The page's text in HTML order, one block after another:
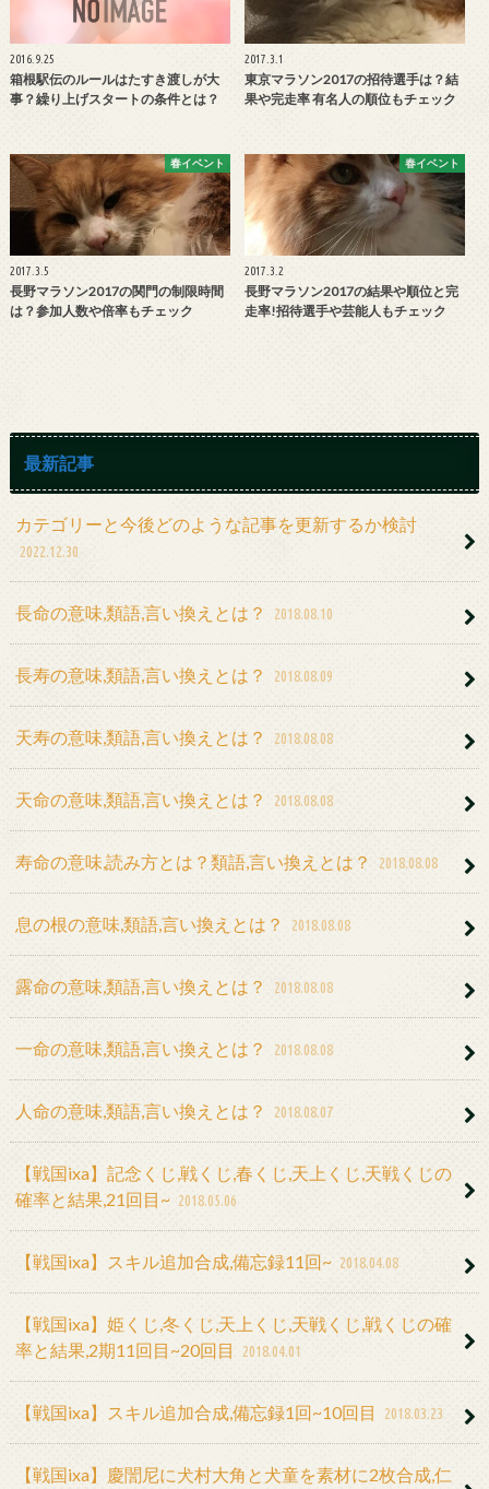
2016.9.25
箱根駅伝のルールはたすき渡しが大
事？繰り上げスタートの条件とは？
2017.3.1
東京マラソン2017の招待選手は？結
果や完走率 有名人の順位もチェック
春イベント
2017.3.5
長野マラソン2017の関門の制限時間
は？参加人数や倍率もチェック
春イベント
2017.3.2
長野マラソン2017の結果や順位と完
走率!招待選手や芸能人もチェック
最新記事
カテゴリーと今後どのような記事を更新するか検討
2022.12.30
長命の意味,類語,言い換えとは？ 2018.08.10
長寿の意味,類語,言い換えとは？ 2018.08.09
天寿の意味,類語,言い換えとは？ 2018.08.08
天命の意味,類語,言い換えとは？ 2018.08.08
寿命の意味,読み方とは？類語,言い換えとは？ 2018.08.08
息の根の意味,類語,言い換えとは？ 2018.08.08
露命の意味,類語,言い換えとは？ 2018.08.08
一命の意味,類語,言い換えとは？ 2018.08.08
人命の意味,類語,言い換えとは？ 2018.08.07
【戦国ixa】記念くじ,戦くじ,春くじ,天上くじ,天戦くじの
確率と結果,21回目~ 2018.05.06
【戦国ixa】スキル追加合成,備忘録11回~ 2018.04.08
【戦国ixa】姫くじ,冬くじ,天上くじ,天戦くじ,戦くじの確
率と結果,2期11回目~20回目
2018.04.01
【戦国ixa】スキル追加合成,備忘録1回~10回目 2018.03.23
【戦国ixa】慶誾尼に犬村大角と犬童を素材に2枚合成,仁